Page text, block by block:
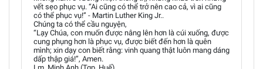
vết sẹo phục vụ. “Ai cũng có thể trở nên cao cả, vì ai cũng
có thể phục vụ!” - Martin Luther King Jr..
Chúng ta có thể cầu nguyện,
“Lạy Chúa, con muốn được nâng lên hơn là cúi xuống, được
cung phụng hơn là phục vụ, được biết đến hơn là quên
mình; xin dạy con biết rằng: vinh quang thật luôn mang dáng
dấp thập giá!”, Amen.